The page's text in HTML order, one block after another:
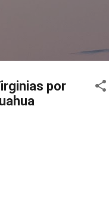
por